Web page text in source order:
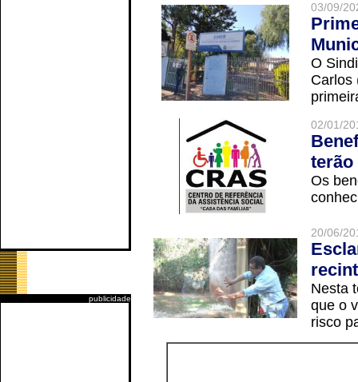
publicidade
03/09/
O
Carlos
02/01/
terão
Os
20/06/
Nesta
que o
risco